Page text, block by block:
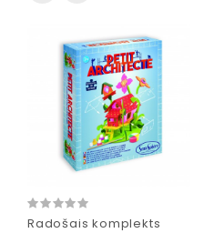
Radošais komplekts